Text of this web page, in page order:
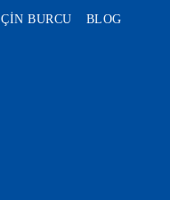
ÇİN BURCU BLOG